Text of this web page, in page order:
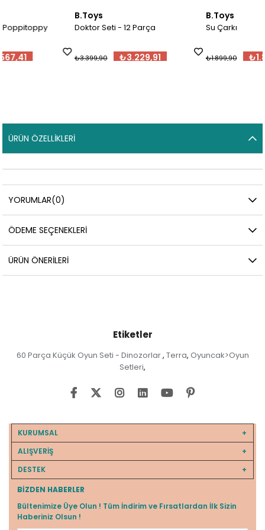
Doktor Seti - 12 Parça
₺3.229,91
₺3.399,90
Su Çarkı
₺1.804,91
₺1.899,90
ÜRÜN ÖZELLIKLERI
YORUMLAR(0)
ÖDEME SEÇENEKLERI
ÜRÜN ÖNERILERI
Etiketler
60 Parça Küçük Oyun Seti - Dinozorlar, Terra, Oyuncak>Oyun
Setleri,
KURUMSAL
ALIŞVERİŞ
DESTEK
BIZDEN HABERLER
Bültenimize Üye Olun ! Tüm İndirim ve Fırsatlardan İlk Sizin
Haberiniz Olsun !